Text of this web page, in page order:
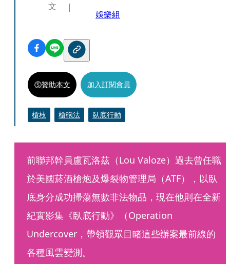
文
娛樂組
贊助本文 加入訂閱會員
槍枝 槍砲法 臥底行動
前聯邦幹員盧瓦洛茲（Lou Valoze）過去曾任職
於美國菸酒槍炮及爆裂物管理局（ATF），以臥
底身分成功掃蕩無數非法物品，現在他則在全新
紀實影集《臥底行動》（Operation
Undercover，帶領觀眾目睹這些辦案最前線的
各種風雲變測。